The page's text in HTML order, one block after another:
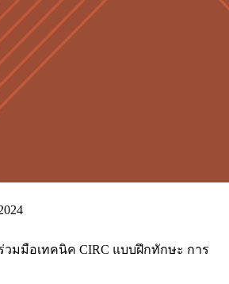
วมมือเทคนิค CIRC แบบฝึกทักษะ การ